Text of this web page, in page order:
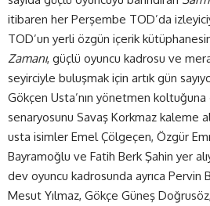
itibaren her Perşembe TOD’da
TOD’un yerli özgün içerik
Zamanı, güçlü oyuncu kadrosu ve
seyirciyle buluşmak için artık gün
Gökçen Usta’nın yönetmen
senaryosunu Savaş Korkmaz kaleme
usta isimler Emel Çölgeçen, Özgür
Bayramoğlu ve Fatih Berk Şahin yer
dev oyuncu kadrosunda ayrıca Pervin
Mesut Yılmaz, Gökçe Güneş